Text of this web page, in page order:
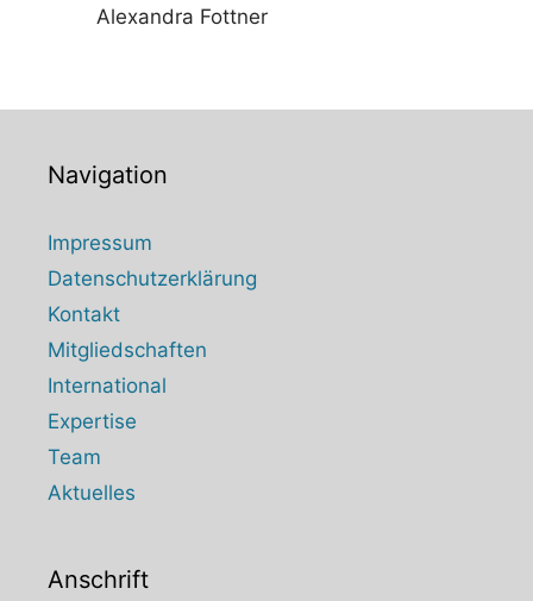
Alexandra Fottner
Navigation
Impressum
Datenschutzerklärung
Kontakt
Mitgliedschaften
International
Expertise
Team
Aktuelles
Anschrift